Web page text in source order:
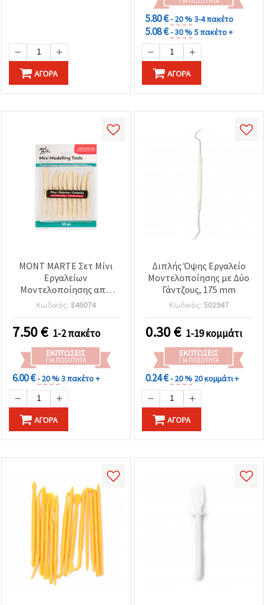
ΑΓΟΡΆ
5.80 €- 20 %3-4 πακέτο
5.08 €- 30 %5 πακέτο +
ΑΓΟΡΆ
MONT MARTE Σετ Μίνι
Εργαλείων
Μοντελοποίησης από
Ξύλο Πυξάρι, 10 τεμ.
Κωδικός: 846074
7.50€ 1-2 πακέτο
ΕΚΠΤΏΣΕΙΣ
ΓΙΑ ΠΟΣΌΤΗΤΑ
6.00 €- 20 %3 πακέτο +
ΑΓΟΡΆ
Διπλής Όψης Εργαλείο
Μοντελοποίησης με Δύο
Γάντζους, 175 mm
Κωδικός: 502947
0.30€ 1-19 κομμάτι
ΕΚΠΤΏΣΕΙΣ
ΓΙΑ ΠΟΣΌΤΗΤΑ
0.24 €- 20 % 20 κομμάτι +
ΑΓΟΡΆ